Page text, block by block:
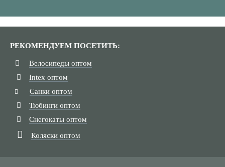
РЕКОМЕНДУЕМ ПОСЕТИТЬ:
Велосипеды оптом
Intex оптом
Санки оптом
Тюбинги оптом
Снегокаты оптом
Коляски оптом